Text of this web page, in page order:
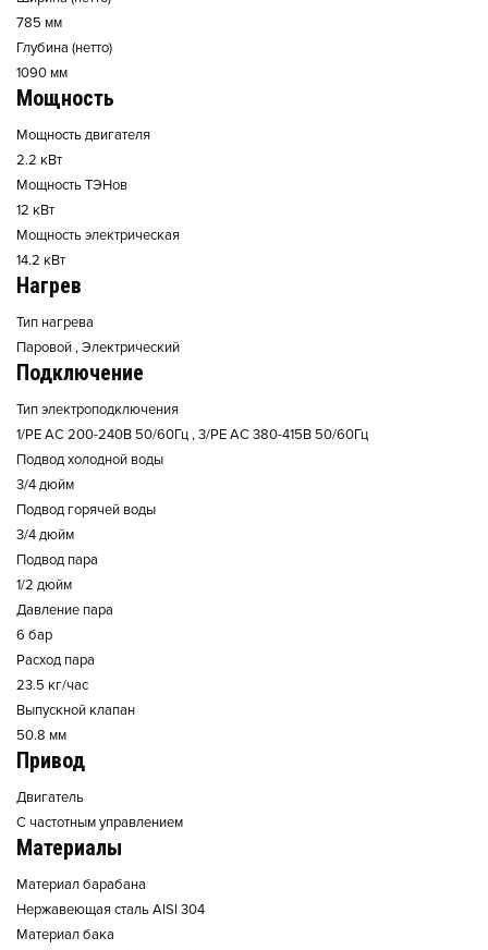
785 мм
Глубина (нетто)
1090 мм
Мощность
Мощность двигателя
2.2 кВт
Мощность ТЭНов
12 кВт
Мощность электрическая
14.2 кВт
Нагрев
Тип нагрева
Паровой , Электрический
Подключение
Тип электроподключения
1/PE AC 200-240В 50/60Гц , 3/PE AC 380-415В 50/60Гц
Подвод холодной воды
3/4 дюйм
Подвод горячей воды
3/4 дюйм
Подвод пара
1/2 дюйм
Давление пара
6 бар
Расход пара
23.5 кг/час
Выпускной клапан
50.8 мм
Привод
Двигатель
С частотным управлением
Материалы
Материал барабана
Нержавеющая сталь AISI 304
Материал бака